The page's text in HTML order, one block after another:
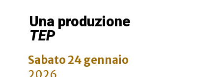
Una produzione
TEP
Sabato 24 gennaio